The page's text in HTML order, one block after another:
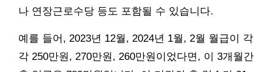
나 연장근로수당 등도 포함될 수 있습니다.
예를 들어, 2023년 12월, 2024년 1월, 2월 월급이 각
각 250만원, 270만원, 260만원이었다면, 이 3개월간